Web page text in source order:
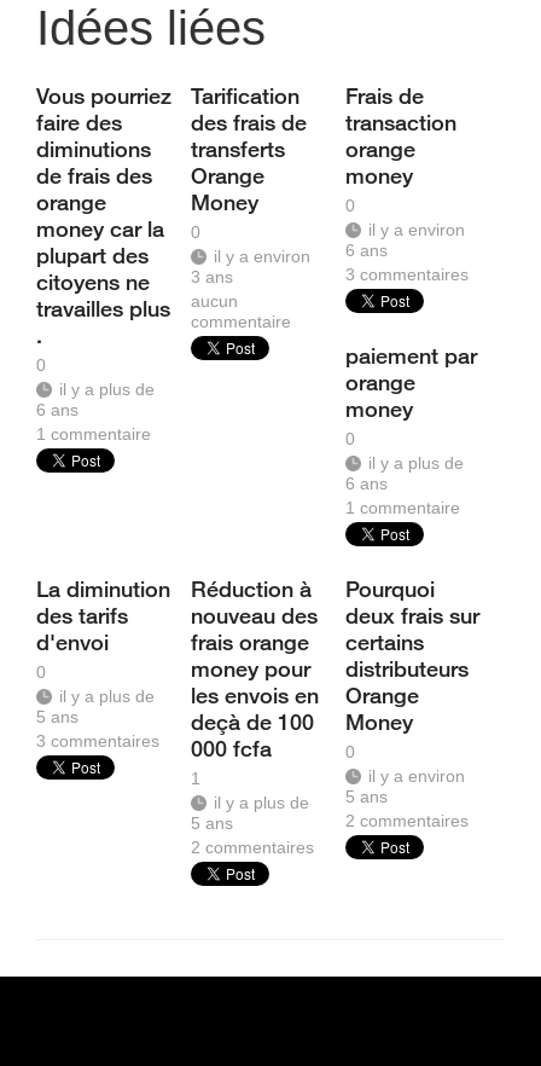
Idées liées
Vous pourriez
faire des
diminutions
de frais des
orange
money car la
plupart des
citoyens ne
travailles plus
.
0
il y a plus de
6 ans
1 commentaire
Tarification
des frais de
transferts
Orange
Money
0
il y a environ
3 ans
aucun
commentaire
Frais de
transaction
orange
money
0
il y a environ
6 ans
3commentaires
paiement par
orange
money
0
il y a plus de
6 ans
1commentaire
La diminution
des tarifs
d'envoi
0
il y a plus de
5 ans
3 commentaires
Réduction à
nouveau des
frais orange
money pour
les envois en
deçà de 100
000 fcfa
1
il y a plus de
5 ans
2commentaires
Pourquoi
deux frais sur
certains
distributeurs
Orange
Money
0
il y a environ
5 ans
2commentaires